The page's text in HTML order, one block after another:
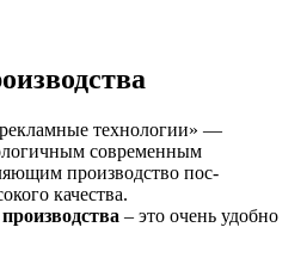
технологии» —
современным
производство пос-
качества.
– это очень удобно